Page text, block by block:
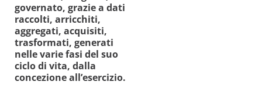
governato, grazie a dati
raccolti, arricchiti,
aggregati, acquisiti,
trasformati, generati
nelle varie fasi del suo
ciclo di vita, dalla
concezione all’esercizio.